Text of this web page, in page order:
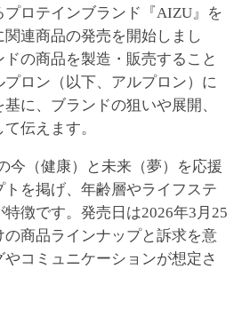
ロテインブランド『AIZU』を
連商品の発売を開始しまし
の商品を製造・販売すること
ロン（以下、アルプロン）に
に、ブランドの狙いや展開、
伝えます。
今（健康）と未来（夢）を応援
を掲げ、年齢層やライフステ
徴です。発売日は2026年3月25
の商品ラインナップと訴求を意
コミュニケーションが想定さ